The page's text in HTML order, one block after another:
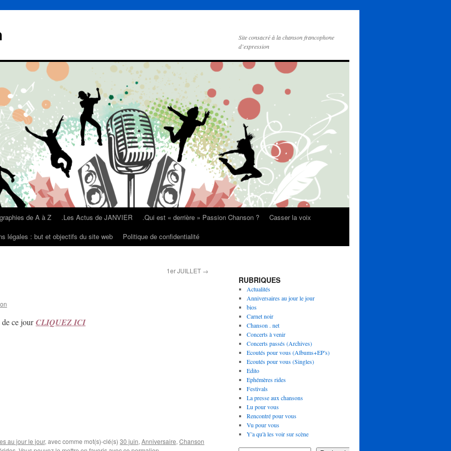
Site consacré à la chanson francophone
d’expression
de A à Z .Les Actus de JANVIER .Qui est « derrière » Passion Chanson ?
Casser la voix
légales : but et objectifs du site web Politique de confidentialité
1er JUILLET →
de ce jourCLIQUEZ ICI
au jour le jour, avec comme mot(s)-clé(s) 30 juin, Anniversaire, Chanson
RUBRIQUES
Actualités
Anniversaires au jour le jour
bios
Carnet noir
Chanson . net
Concerts à venir
Concerts passés (Archives)
Ecoutés pour vous (Albums+EP's)
Ecoutés pour vous (Singles)
Edito
Ephémères rides
Festivals
La presse aux chansons
Lu pour vous
Rencontré pour vous
Vu pour vous
Y'a qu'à les voir sur scène